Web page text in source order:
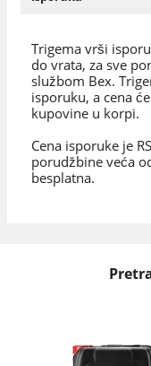
Trigema vrši
do vrata, za sve
službom Bex.
isporuku, a cena
kupovine u korpi.
Cena isporuke je
porudžbine veća
besplatna.